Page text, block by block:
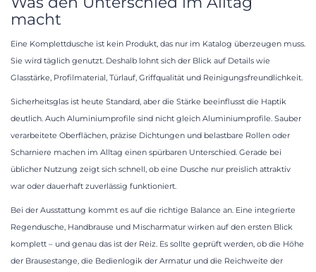
macht
Eine Komplettdusche ist kein Produkt, das nur im Katalog überzeugen muss.
Sie wird täglich genutzt. Deshalb lohnt sich der Blick auf Details wie
Glasstärke, Profilmaterial, Türlauf, Griffqualität und Reinigungsfreundlichkeit.
Sicherheitsglas ist heute Standard, aber die Stärke beeinflusst die Haptik
deutlich. Auch Aluminiumprofile sind nicht gleich Aluminiumprofile. Sauber
verarbeitete Oberflächen, präzise Dichtungen und belastbare Rollen oder
Scharniere machen im Alltag einen spürbaren Unterschied. Gerade bei
üblicher Nutzung zeigt sich schnell, ob eine Dusche nur preislich attraktiv
war oder dauerhaft zuverlässig funktioniert.
Bei der Ausstattung kommt es auf die richtige Balance an. Eine integrierte
Regendusche, Handbrause und Mischarmatur wirken auf den ersten Blick
komplett – und genau das ist der Reiz. Es sollte geprüft werden, ob die Höhe
der Brausestange, die Bedienlogik der Armatur und die Reichweite der